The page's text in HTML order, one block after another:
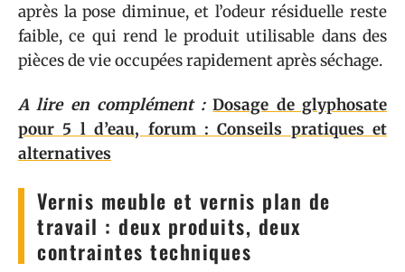
après la pose diminue, et l’odeur résiduelle reste
faible, ce qui rend le produit utilisable dans des
pièces de vie occupées rapidement après séchage.
A lire en complément : Dosage de glyphosate
pour 5 l d’eau, forum : Conseils pratiques et
alternatives
Vernis meuble et vernis plan de
travail : deux produits, deux
contraintes techniques